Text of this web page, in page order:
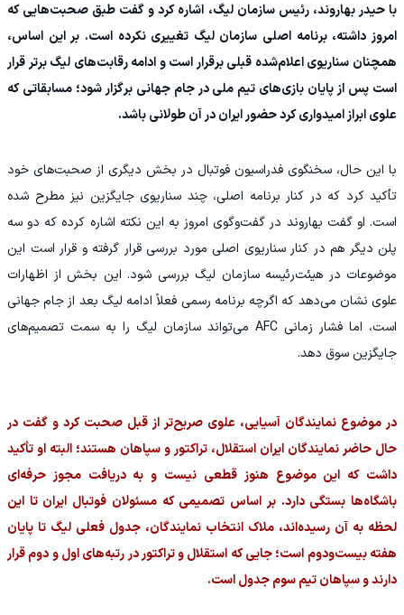
با حیدر بهاروند، رئیس سازمان لیگ، اشاره کرد و گفت طبق صحبت‌هایی که
امروز داشته، برنامه اصلی سازمان لیگ تغییری نکرده است. بر این اساس،
همچنان سناریوی اعلام‌شده قبلی برقرار است و ادامه رقابت‌های لیگ برتر قرار
است پس از پایان بازی‌های تیم ملی در جام جهانی برگزار شود؛ مسابقاتی که
علوی ابراز امیدواری کرد حضور ایران در آن طولانی باشد.
با این حال، سخنگوی فدراسیون فوتبال در بخش دیگری از صحبت‌های خود
تأکید کرد که در کنار برنامه اصلی، چند سناریوی جایگزین نیز مطرح شده
است. او گفت بهاروند در گفت‌وگوی امروز به این نکته اشاره کرده که دو سه
پلن دیگر هم در کنار سناریوی اصلی مورد بررسی قرار گرفته و قرار است این
موضوعات در هیئت‌رئیسه سازمان لیگ بررسی شود. این بخش از اظهارات
علوی نشان می‌دهد که اگرچه برنامه رسمی فعلاً ادامه لیگ بعد از جام جهانی
است، اما فشار زمانی AFC می‌تواند سازمان لیگ را به سمت تصمیم‌های
جایگزین سوق دهد.
در موضوع نمایندگان آسیایی، علوی صریح‌تر از قبل صحبت کرد و گفت در
حال حاضر نمایندگان ایران استقلال، تراکتور و سپاهان هستند؛ البته او تأکید
داشت که این موضوع هنوز قطعی نیست و به دریافت مجوز حرفه‌ای
باشگاه‌ها بستگی دارد. بر اساس تصمیمی که مسئولان فوتبال ایران تا این
لحظه به آن رسیده‌اند، ملاک انتخاب نمایندگان، جدول فعلی لیگ تا پایان
هفته بیست‌ودوم است؛ جایی که استقلال و تراکتور در رتبه‌های اول و دوم قرار
دارند و سپاهان تیم سوم جدول است.